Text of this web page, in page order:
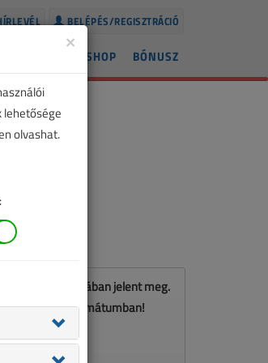
BELÉPÉS/REGISZTRÁCIÓ
BÓNUSZ
SHOP
márciusi számában jelent meg.
PDF formátumban!
LETÖLTÉS
×
lehetősége
olvashat.